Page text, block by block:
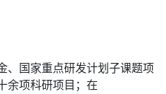
、国家重点研发计划子课题项
余项科研项目；在